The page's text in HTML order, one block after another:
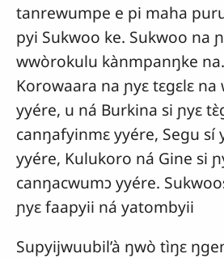
tanrewumpe e pi maha
pyi Sukwoo ke. Sukwoo na
wwòrokulu kànmpanŋke
Korowaara na ɲyɛ tɛgɛlɛ
yyére, u ná Burkina si ɲyɛ
canŋafyinmɛ yyére, Segu sí
yyére, Kulukoro ná Gine si
canŋacwumɔ yyére.
ɲyɛ faapyii ná yatombyii
Supyijwuubil’à ŋwò tìŋɛ